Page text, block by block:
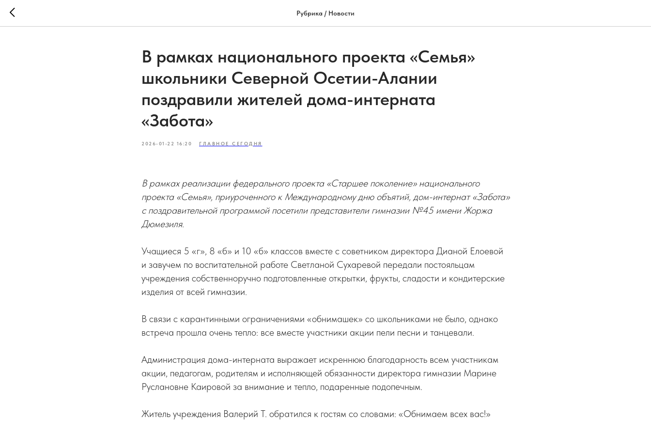
Рубрика / Новости
В рамках национального проекта «Семья»
школьники Северной Осетии-Алании
поздравили жителей дома-интерната
«Забота»
2026-01-22 16:20 ГЛАВНОЕ СЕГОДНЯ
В рамках реализации федерального проекта «Старшее поколение» национального
проекта «Семья», приуроченного к Международному дню объятий, дом-интернат «Забота»
с поздравительной программой посетили представители гимназии №45 имени Жоржа
Дюмезиля.
Учащиеся 5 «г», 8 «б» и 10 «б» классов вместе с советником директора Дианой Елоевой
и завучем по воспитательной работе Светланой Сухаревой передали постояльцам
учреждения собственноручно подготовленные открытки, фрукты, сладости и кондитерские
изделия от всей гимназии.
В связи с карантинными ограничениями «обнимашек» со школьниками не было, однако
встреча прошла очень тепло: все вместе участники акции пели песни и танцевали.
Администрация дома-интерната выражает искреннюю благодарность всем участникам
акции, педагогам, родителям и исполняющей обязанности директора гимназии Марине
Руслановне Каировой за внимание и тепло, подаренные подопечным.
Житель учреждения Валерий Т. обратился к гостям со словами: «Обнимаем всех вас!»